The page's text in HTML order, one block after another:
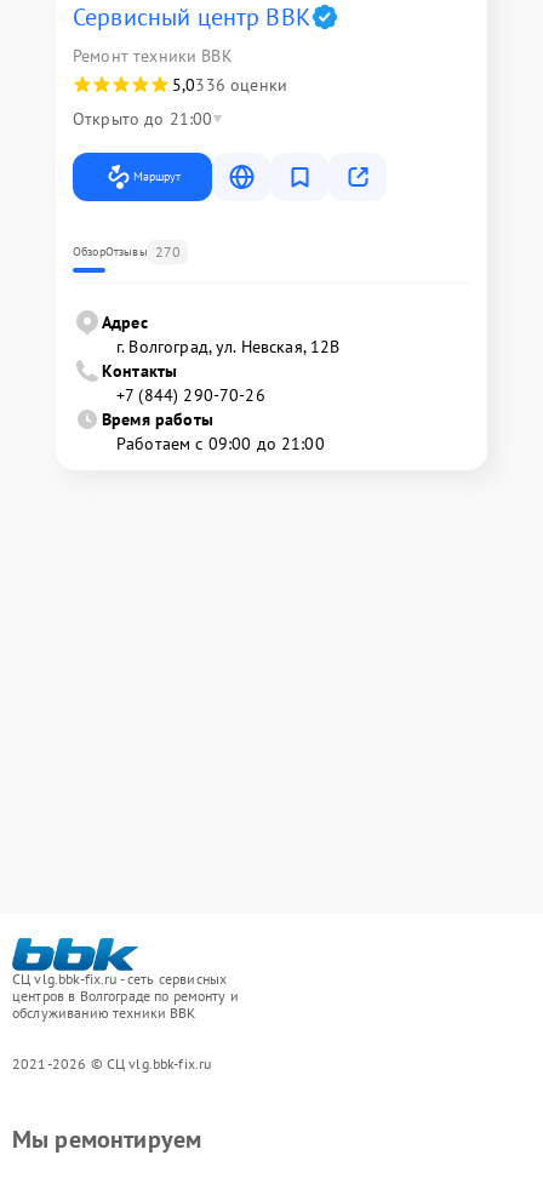
Сервисный центр BBK
Ремонт техники BBK
5,0336 оценки
Открыто до 21:00
Маршрут
ОбзорОтзывы 270
Адрес
г. Волгоград, ул. Невская, 12В
Контакты
+7 (844) 290-70-26
Время работы
Работаем с 09:00 до 21:00
СЦ vlg.bbk-fix.ru - сеть сервисных
центров в Волгограде по ремонту и
обслуживанию техники BBK
2021-2026 © СЦ vlg.bbk-fix.ru
Мы ремонтируем